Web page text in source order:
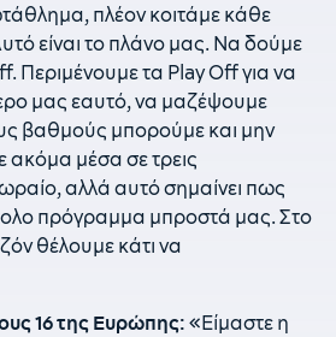
πλέον κοιτάμε κάθε
είναι το πλάνο μας. Να δούμε
Περιμένουμε τα Play Off για να
μας εαυτό, να μαζέψουμε
βαθμούς μπορούμε και μην
ακόμα μέσα σε τρεις
αλλά αυτό σημαίνει πως
πρόγραμμα μπροστά μας. Στο
θέλουμε κάτι να
16 της Ευρώπης: «Είμαστε η